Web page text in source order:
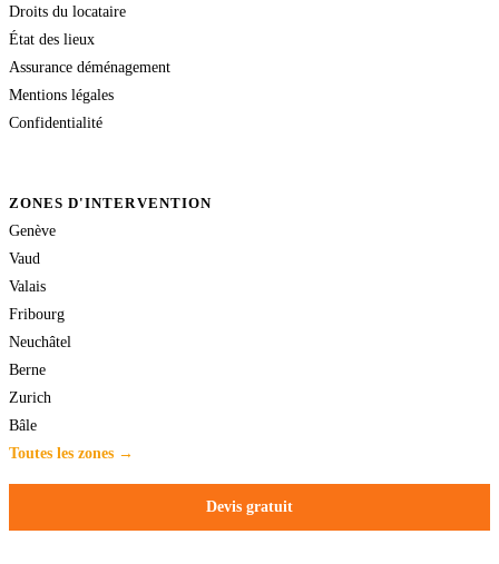
Droits du locataire
État des lieux
Assurance déménagement
Mentions légales
Confidentialité
ZONES D'INTERVENTION
Genève
Vaud
Valais
Fribourg
Neuchâtel
Berne
Zurich
Bâle
Toutes les zones →
Devis gratuit